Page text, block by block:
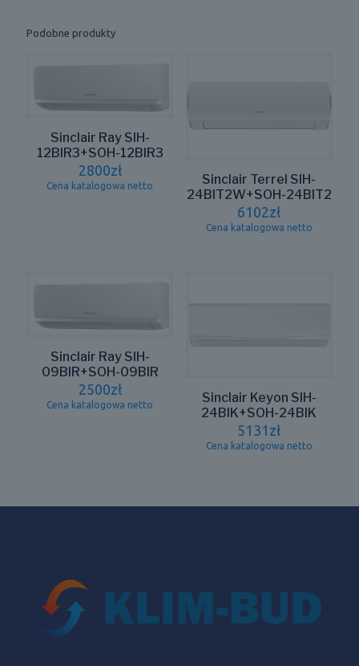
Podobne produkty
Sinclair Ray SIH-
12BIR3+SOH-12BIR3
2800zł
Cena katalogowa netto
Sinclair Terrel SIH-
24BIT2W+SOH-24BIT2
6102zł
Cena katalogowa netto
Sinclair Ray SIH-
09BIR+SOH-09BIR
2500zł
Cena katalogowa netto
Sinclair Keyon SIH-
24BIK+SOH-24BIK
5131 zł
Cena katalogowa netto